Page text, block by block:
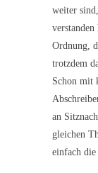
weiter
Ordnung,
trotzdem
Schon mit
an
gleichen
einfach die